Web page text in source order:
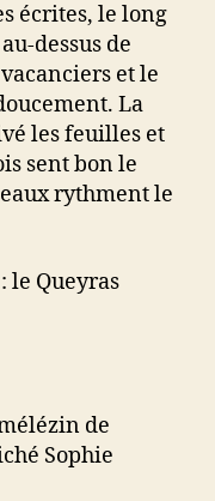
écrites, le long
dessus de
et le
La
les feuilles et
sent bon le
rythment le
le Queyras
de
Sophie